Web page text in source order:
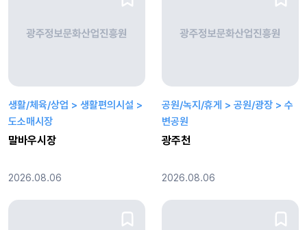
생활/체육/상업 > 생활편의시설 >
도소매시장
말바우시장
2026.08.06
공원/녹지/휴게 > 공원/광장 > 수
변공원
광주천
2026.08.06